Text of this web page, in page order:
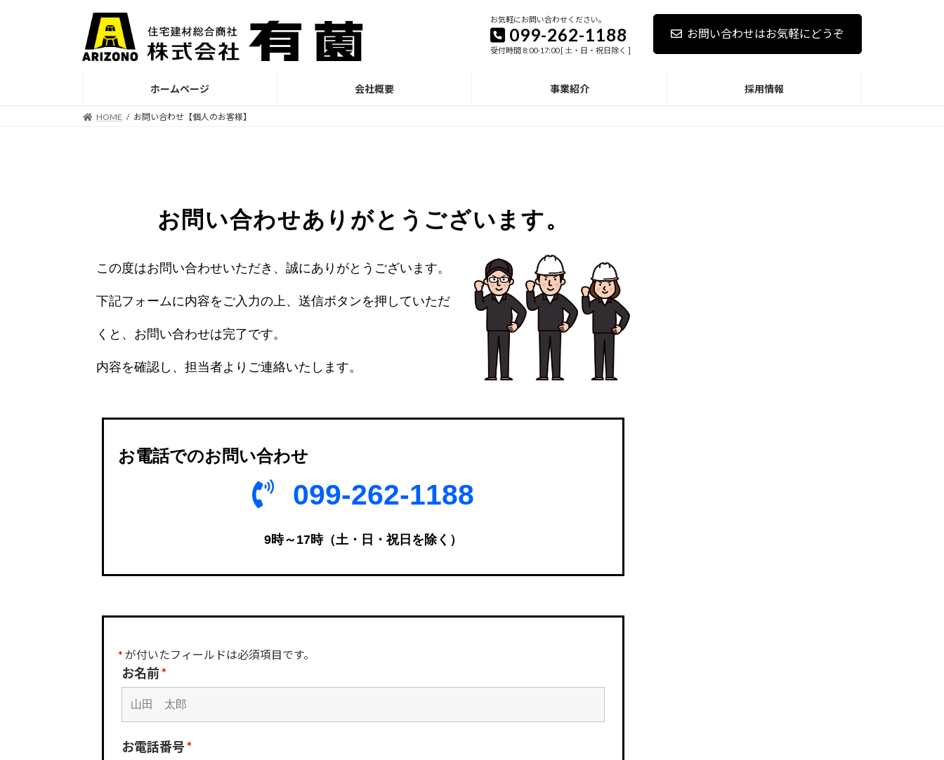
お気軽にお問い合わせください。
099-262-1188
受付時間 8:00-17:00 [ 土・日・祝日除く ]
お問い合わせはお気軽にどうぞ
ホームページ 会社概要 事業紹介 採用情報
HOME お問い合わせ【個人のお客様】
お問い合わせありがとうございます。
この度はお問い合わせいただき、誠にありがとうございます。
下記フォームに内容をご入力の上、送信ボタンを押していただ
くと、お問い合わせは完了です。
内容を確認し、担当者よりご連絡いたします。
お電話でのお問い合わせ
099-262-1188
9時～17時（土・日・祝日を除く）
* が付いたフィールドは必須項目です。
お名前*
お電話番号*